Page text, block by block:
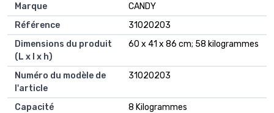
Marque
‎CANDY
Référence
‎31020203
Dimensions du produit
(L x l x h)
‎60 x 41 x 86 cm; 58 kilogrammes
Numéro du modèle de
l'article
‎31020203
Capacité
‎8 Kilogrammes